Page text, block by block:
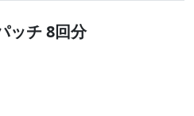
ッチ 8回分